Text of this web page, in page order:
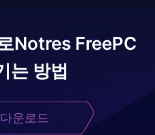
Notres FreePC
는 방법
운로드